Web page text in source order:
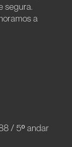
segura.
a
/ 5º andar